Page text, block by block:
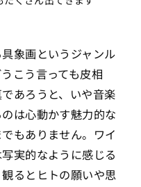
象画というジャンル
こう言っても皮相
あろうと、いや音楽
は心動かす魅力的な
もありません。ワイ
実的なように感じる
るとヒトの願いや思